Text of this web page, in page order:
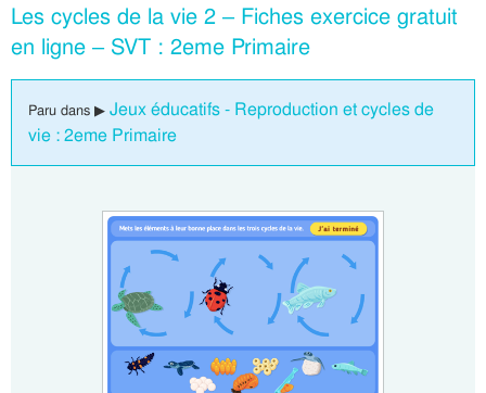
Les cycles de la vie 2 – Fiches exercice gratuit
en ligne – SVT : 2eme Primaire
Paru dans ▶ Jeux éducatifs - Reproduction et cycles de
vie : 2eme Primaire